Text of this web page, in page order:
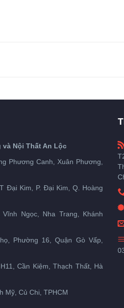
và Nội Thất An Lộc
Phương Canh, Xuân Phương,
Đại Kim, P. Đại Kim, Q. Hoàng
Ngọc, Nha Trang, Khánh
Phường 16, Quận Gò Vấp,
Cần Kiệm, Thạch Thất, Hà
Mỹ, Củ Chi, TPHCM